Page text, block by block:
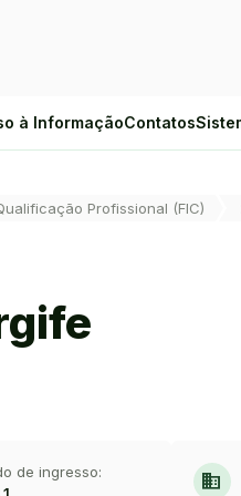
à InformaçãoContatos
Profissional (FIC)
de ingresso: domain